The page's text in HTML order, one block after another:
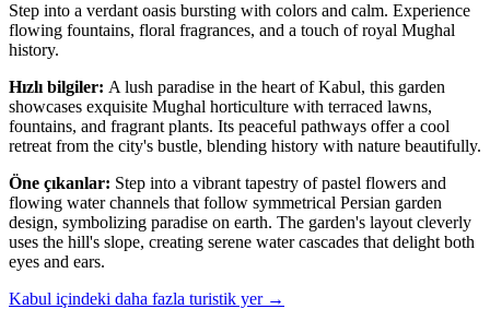
Step into a verdant oasis bursting with colors and calm. Experience
flowing fountains, floral fragrances, and a touch of royal Mughal
history.
Hızlı bilgiler: A lush paradise in the heart of Kabul, this garden
showcases exquisite Mughal horticulture with terraced lawns,
fountains, and fragrant plants. Its peaceful pathways offer a cool
retreat from the city's bustle, blending history with nature beautifully.
Öne çıkanlar: Step into a vibrant tapestry of pastel flowers and
flowing water channels that follow symmetrical Persian garden
design, symbolizing paradise on earth. The garden's layout cleverly
uses the hill's slope, creating serene water cascades that delight both
eyes and ears.
Kabul içindeki daha fazla turistik yer→